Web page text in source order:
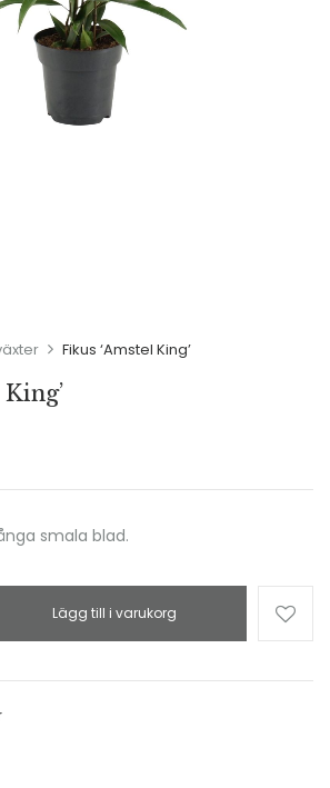
Fikus ‘Amstel King’
smala blad.
Lägg till i varukorg